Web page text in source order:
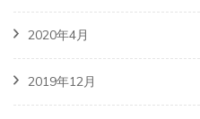
2020年4月
2019年12月